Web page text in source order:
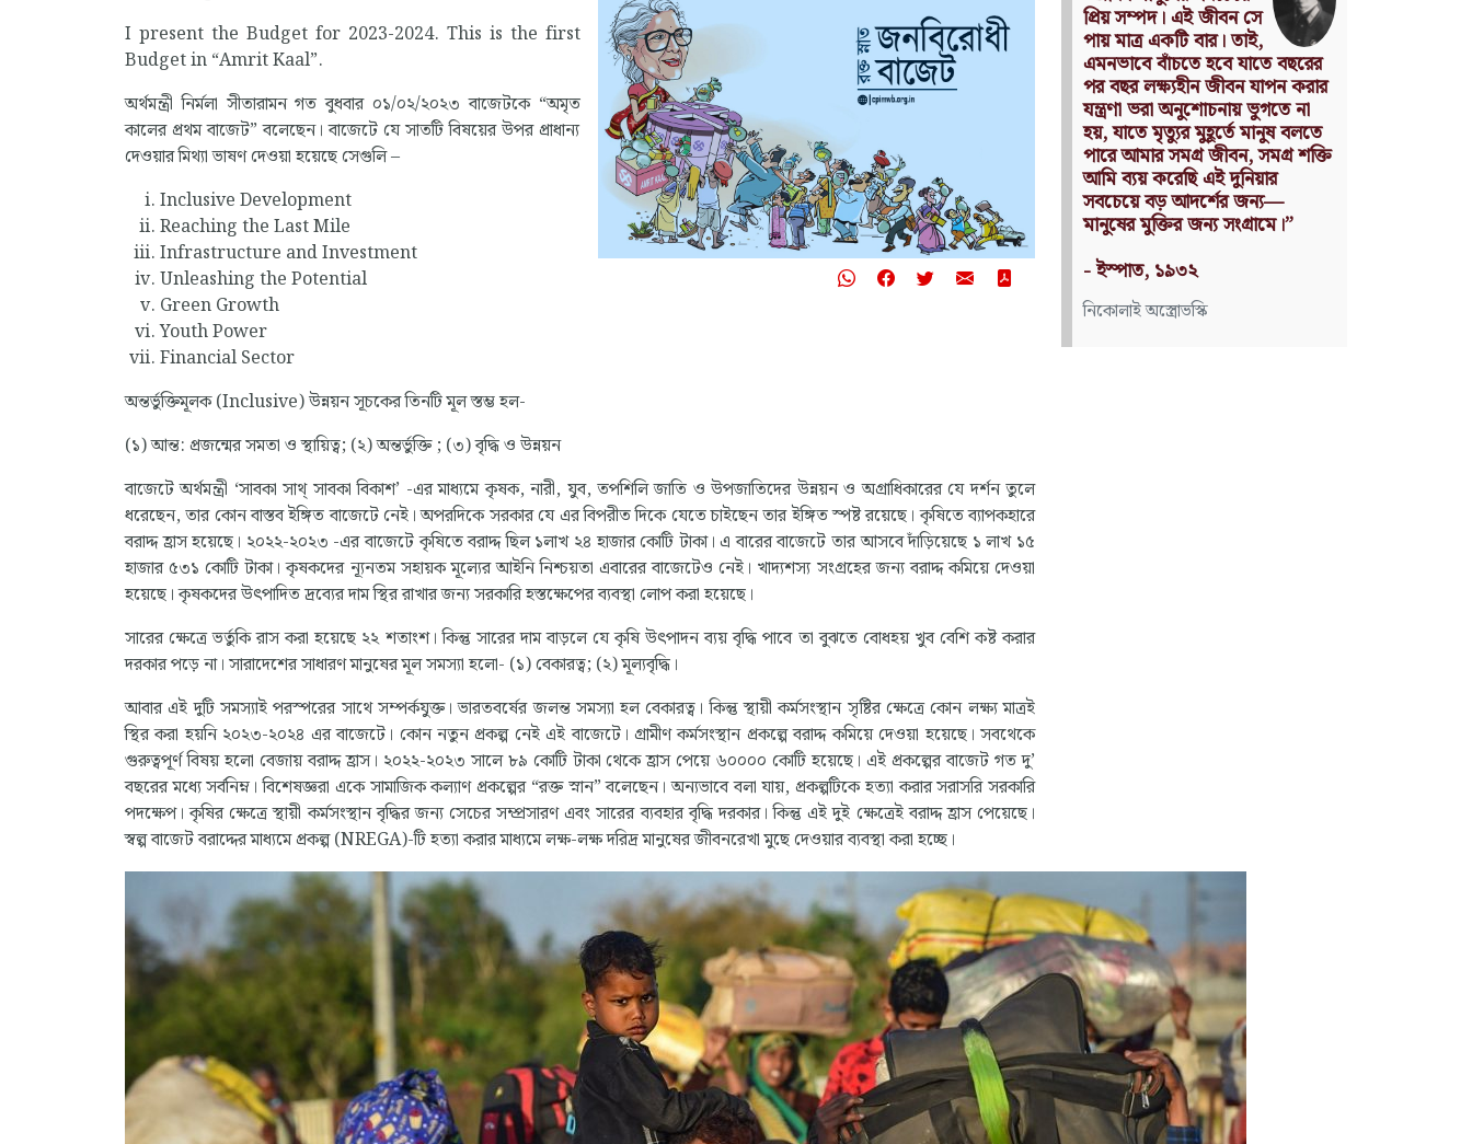
I present the Budget for 2023-2024. This is the first
Budget in “Amrit Kaal”.
অর্থমন্ত্রী নির্মলা সীতারামন গত বুধবার ০১/০২/২০২৩ বাজেটকে “অমৃত
কালের প্রথম বাজেট” বলেছেন। বাজেটে যে সাতটি বিষয়ের উপর প্রাধান্য
দেওয়ার মিথ্যা ভাষণ দেওয়া হয়েছে সেগুলি –
Inclusive Development
Reaching the Last Mile
Infrastructure and Investment
Unleashing the Potential
Green Growth
Youth Power
Financial Sector
অন্তর্ভুক্তিমূলক (Inclusive) উন্নয়ন সূচকের তিনটি মূল স্তম্ভ হল-
(১) আন্ত: প্রজন্মের সমতা ও স্থায়িত্ব; (২) অন্তর্ভুক্তি ; (৩) বৃদ্ধি ও উন্নয়ন
বাজেটে অর্থমন্ত্রী ‘সাবকা সাথ্ সাবকা বিকাশ’ -এর মাধ্যমে কৃষক, নারী, যুব, তপশিলি জাতি ও উপজাতিদের উন্নয়ন ও অগ্রাধিকারের যে দর্শন তুলে
ধরেছেন, তার কোন বাস্তব ইঙ্গিত বাজেটে নেই। অপরদিকে সরকার যে এর বিপরীত দিকে যেতে চাইছেন তার ইঙ্গিত স্পষ্ট রয়েছে। কৃষিতে ব্যাপকহারে
বরাদ্দ হ্রাস হয়েছে। ২০২২-২০২৩ -এর বাজেটে কৃষিতে বরাদ্দ ছিল ১লাখ ২৪ হাজার কোটি টাকা। এ বারের বাজেটে তার আসবে দাঁড়িয়েছে ১ লাখ ১৫
হাজার ৫৩১ কোটি টাকা। কৃষকদের ন্যূনতম সহায়ক মূল্যের আইনি নিশ্চয়তা এবারের বাজেটেও নেই। খাদ্যশস্য সংগ্রহের জন্য বরাদ্দ কমিয়ে দেওয়া
হয়েছে। কৃষকদের উৎপাদিত দ্রব্যের দাম স্থির রাখার জন্য সরকারি হস্তক্ষেপের ব্যবস্থা লোপ করা হয়েছে।
সারের ক্ষেত্রে ভর্তুকি রাস করা হয়েছে ২২ শতাংশ। কিন্তু সারের দাম বাড়লে যে কৃষি উৎপাদন ব্যয় বৃদ্ধি পাবে তা বুঝতে বোধহয় খুব বেশি কষ্ট করার
দরকার পড়ে না। সারাদেশের সাধারণ মানুষের মূল সমস্যা হলো- (১) বেকারত্ব; (২) মূল্যবৃদ্ধি।
আবার এই দুটি সমস্যাই পরস্পরের সাথে সম্পর্কযুক্ত। ভারতবর্ষের জলন্ত সমস্যা হল বেকারত্ব। কিন্তু স্থায়ী কর্মসংস্থান সৃষ্টির ক্ষেত্রে কোন লক্ষ্য মাত্রই
স্থির করা হয়নি ২০২৩-২০২৪ এর বাজেটে। কোন নতুন প্রকল্প নেই এই বাজেটে। গ্রামীণ কর্মসংস্থান প্রকল্পে বরাদ্দ কমিয়ে দেওয়া হয়েছে। সবথেকে
গুরুত্বপূর্ণ বিষয় হলো বেজায় বরাদ্দ হ্রাস। ২০২২-২০২৩ সালে ৮৯ কোটি টাকা থেকে হ্রাস পেয়ে ৬০০০০ কোটি হয়েছে। এই প্রকল্পের বাজেট গত দু’
বছরের মধ্যে সর্বনিম্ন। বিশেষজ্ঞরা একে সামাজিক কল্যাণ প্রকল্পের “রক্ত স্নান” বলেছেন। অন্যভাবে বলা যায়, প্রকল্পটিকে হত্যা করার সরাসরি সরকারি
পদক্ষেপ। কৃষির ক্ষেত্রে স্থায়ী কর্মসংস্থান বৃদ্ধির জন্য সেচের সম্প্রসারণ এবং সারের ব্যবহার বৃদ্ধি দরকার। কিন্তু এই দুই ক্ষেত্রেই বরাদ্দ হ্রাস পেয়েছে।
স্বল্প বাজেট বরাদ্দের মাধ্যমে প্রকল্প (NREGA)-টি হত্যা করার মাধ্যমে লক্ষ-লক্ষ দরিদ্র মানুষের জীবনরেখা মুছে দেওয়ার ব্যবস্থা করা হচ্ছে।
without being an object of
utility.
Source: Das Kapital
(Volume I, Chapter 1)
কার্ল মার্কস